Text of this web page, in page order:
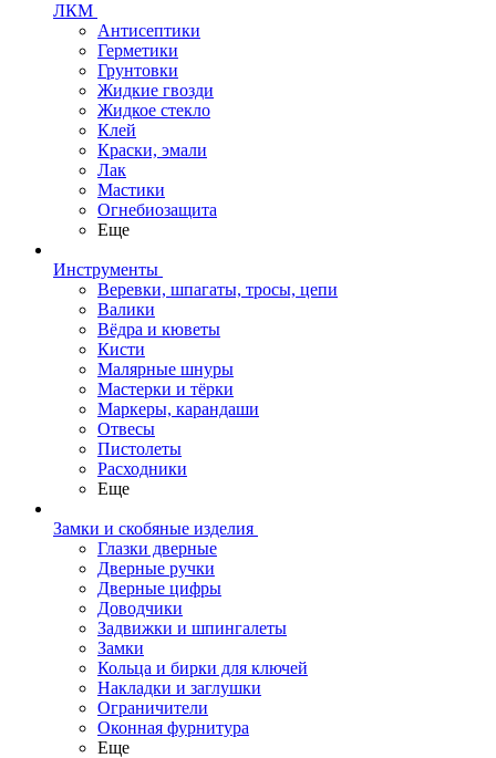
ЛКМ
Антисептики
Герметики
Грунтовки
Жидкие гвозди
Жидкое стекло
Клей
Краски, эмали
Лак
Мастики
Огнебиозащита
Еще
Инструменты
Веревки, шпагаты, тросы, цепи
Валики
Вёдра и кюветы
Кисти
Малярные шнуры
Мастерки и тёрки
Маркеры, карандаши
Отвесы
Пистолеты
Расходники
Еще
Замки и скобяные изделия
Глазки дверные
Дверные ручки
Дверные цифры
Доводчики
Задвижки и шпингалеты
Замки
Кольца и бирки для ключей
Накладки и заглушки
Ограничители
Оконная фурнитура
Еще